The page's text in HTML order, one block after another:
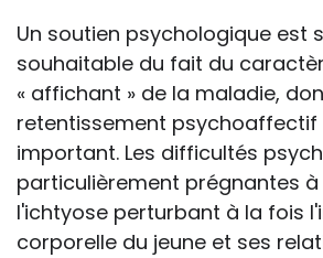
Un soutien psychologique est
souhaitable du fait du
« affichant » de la maladie,
retentissement psychoaffectif
important. Les difficultés
particulièrement prégnantes
l'ichtyose perturbant à la fois
corporelle du jeune et ses